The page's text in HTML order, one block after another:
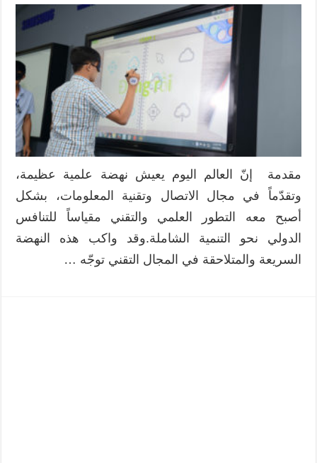
مقدمة إنّ العالم اليوم يعيش نهضة علمية عظيمة،
وتقدّماً في مجال الاتصال وتقنية المعلومات، بشكل
أصبح معه التطور العلمي والتقني مقياساً للتنافس
الدولي نحو التنمية الشاملة.وقد واكب هذه النهضة
السريعة والمتلاحقة في المجال التقني توجّه …